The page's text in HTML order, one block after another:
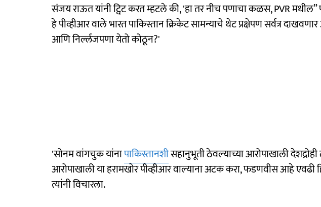
संजय राऊत यांनी ट्विट करत म्हटले की, 'हा तर नीच पणाचा कळस, PVR
हे पीव्हीआर वाले भारत पाकिस्तान क्रिकेट सामन्याचे थेट प्रक्षेपण सर्वत्र
आणि निर्ल्लजपणा येतो कोठून?'
'सोनम वांगचुक यांनापाकिस्तानशीसहानुभूती ठेवल्याच्या आरोपाखाली
आरोपाखाली या हरामखोर पीव्हीआर वाल्याना अटक करा, फडणवीस आहे
त्यांनी विचारला.